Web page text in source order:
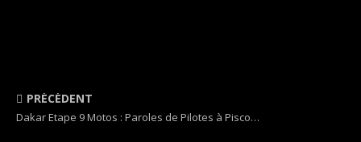
PRÉCÉDENT
Dakar Etape 9 Motos : Paroles de Pilotes à Pisco…